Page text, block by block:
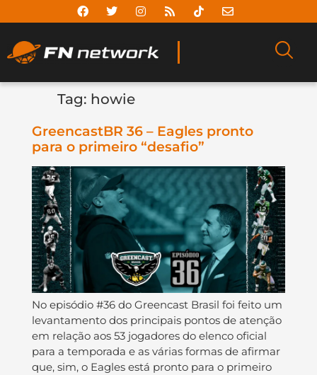
Tag: howie
GreencastBR 36 – Eagles pronto
para o primeiro “desafio”
No episódio #36 do Greencast Brasil foi feito um
levantamento dos principais pontos de atenção
em relação aos 53 jogadores do elenco oficial
para a temporada e as várias formas de afirmar
que, sim, o Eagles está pronto para o primeiro